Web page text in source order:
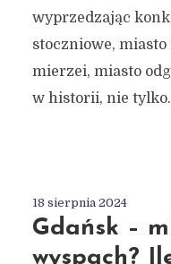
wyprzedzając
stoczniowe,
mierzei, miasto
w historii, nie
18 sierpnia 2024
Gdańsk –
wyspach?